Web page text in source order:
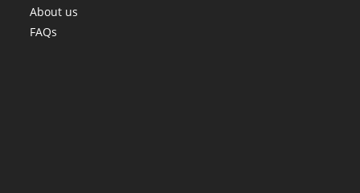
About us
FAQs